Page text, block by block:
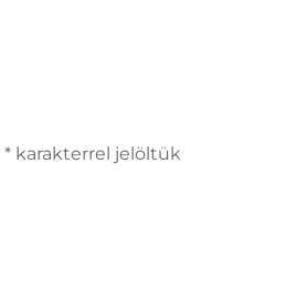
* karakterrel jelöltük